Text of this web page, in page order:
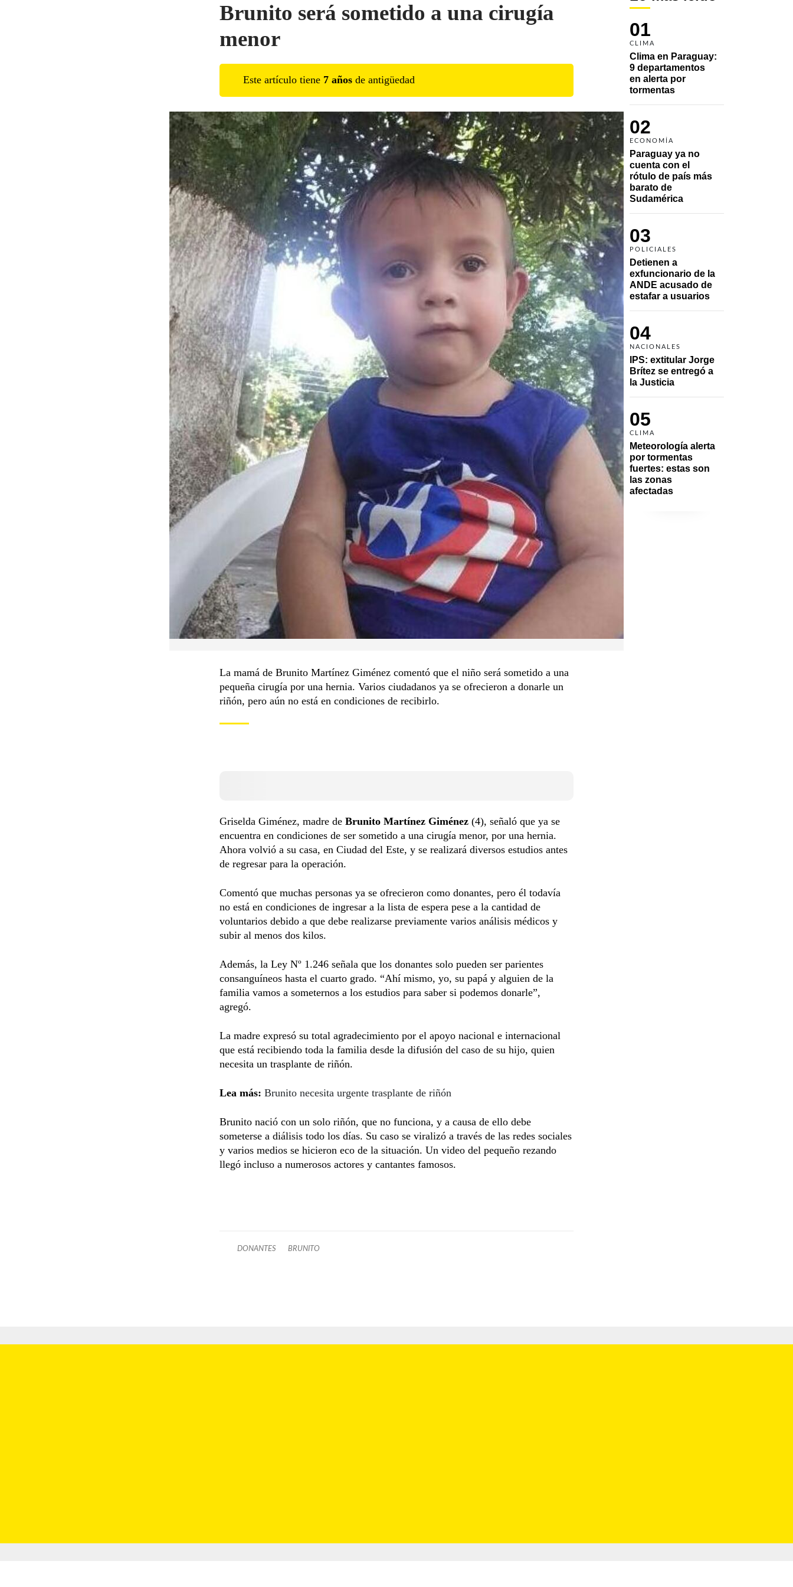
01
CLIMA
Clima en Paraguay:
9 departamentos
en alerta por
tormentas
02
ECONOMÍA
Paraguay ya no
cuenta con el
rótulo de país más
barato de
Sudamérica
03
POLICIALES
Detienen a
exfuncionario de la
ANDE acusado de
estafar a usuarios
04
NACIONALES
IPS: extitular Jorge
Brítez se entregó a
la Justicia
05
CLIMA
Meteorología alerta
por tormentas
fuertes: estas son
las zonas
afectadas
Brunito será sometido a una cirugía
menor
Este artículo tiene 7 años de antigüedad
La mamá de Brunito Martínez Giménez comentó que el niño será sometido a una
pequeña cirugía por una hernia. Varios ciudadanos ya se ofrecieron a donarle un
riñón, pero aún no está en condiciones de recibirlo.
Griselda Giménez, madre de Brunito Martínez Giménez (4), señaló que ya se
encuentra en condiciones de ser sometido a una cirugía menor, por una hernia.
Ahora volvió a su casa, en Ciudad del Este, y se realizará diversos estudios antes
de regresar para la operación.
Comentó que muchas personas ya se ofrecieron como donantes, pero él todavía
no está en condiciones de ingresar a la lista de espera pese a la cantidad de
voluntarios debido a que debe realizarse previamente varios análisis médicos y
subir al menos dos kilos.
Además, la Ley Nº 1.246 señala que los donantes solo pueden ser parientes
consanguíneos hasta el cuarto grado. “Ahí mismo, yo, su papá y alguien de la
familia vamos a someternos a los estudios para saber si podemos donarle”,
agregó.
La madre expresó su total agradecimiento por el apoyo nacional e internacional
que está recibiendo toda la familia desde la difusión del caso de su hijo, quien
necesita un trasplante de riñón.
Lea más: Brunito necesita urgente trasplante de riñón
Brunito nació con un solo riñón, que no funciona, y a causa de ello debe
someterse a diálisis todo los días. Su caso se viralizó a través de las redes sociales
y varios medios se hicieron eco de la situación. Un video del pequeño rezando
llegó incluso a numerosos actores y cantantes famosos.
DONANTES BRUNITO